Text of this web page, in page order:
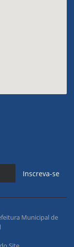
Inscreva-se
Municipal de